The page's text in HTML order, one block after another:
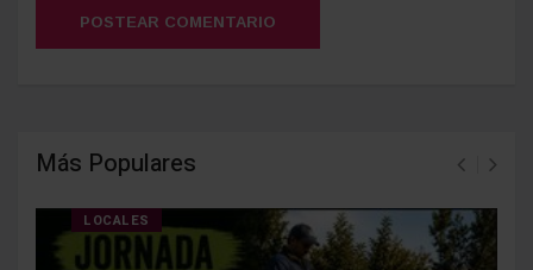
POSTEAR COMENTARIO
Más Populares
LOCALES